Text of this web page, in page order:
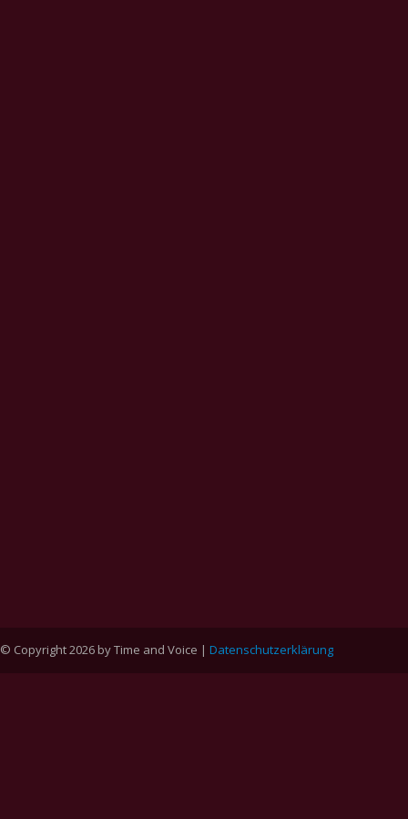
© Copyright 2026 by Time and Voice | Datenschutzerklärung